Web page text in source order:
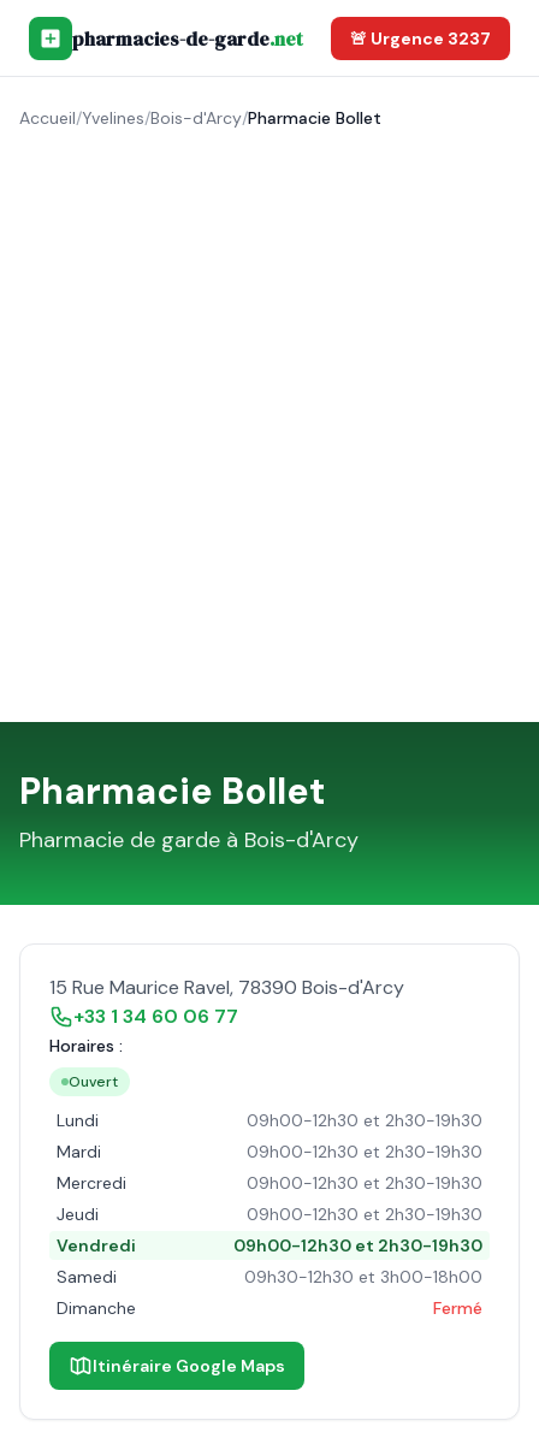
pharmacies-de-garde.net 🚨 Urgence 3237
Accueil/Yvelines/Bois-d'Arcy/Pharmacie Bollet
Pharmacie Bollet
Pharmacie de garde à Bois-d'Arcy
15 Rue Maurice Ravel, 78390 Bois-d'Arcy
+33 1 34 60 06 77
Horaires :
Ouvert
Lundi
09h00-12h30 et 2h30-19h30
Mardi
09h00-12h30 et 2h30-19h30
Mercredi
09h00-12h30 et 2h30-19h30
Jeudi
09h00-12h30 et 2h30-19h30
Vendredi
09h00-12h30 et 2h30-19h30
Samedi
09h30-12h30 et 3h00-18h00
Dimanche
Fermé
Itinéraire Google Maps